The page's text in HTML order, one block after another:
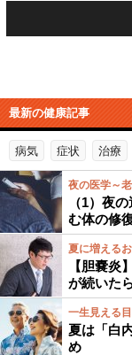
最新の健康記事
病気 症状 治療
夜の医学～
（1）夜
む体の修
夏に増える
【胆嚢炎
が続いた
一生見える
夏は「白
め